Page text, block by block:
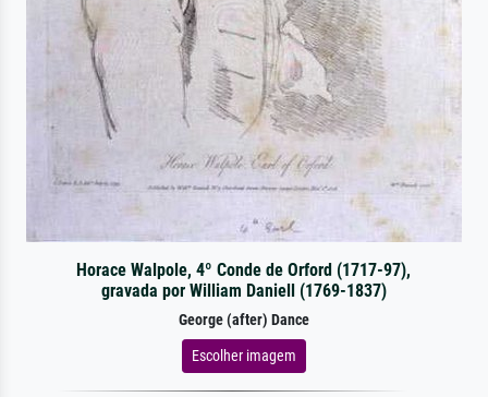
Horace Walpole, 4º Conde de Orford (1717-97),
gravada por William Daniell (1769-1837)
George (after) Dance
Escolher imagem